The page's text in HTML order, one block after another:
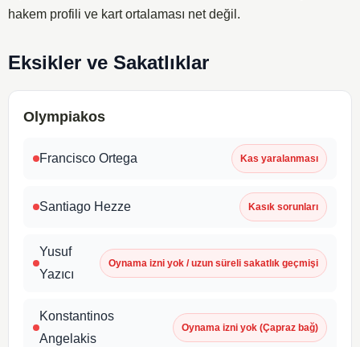
hakem profili ve kart ortalaması net değil.
Eksikler ve Sakatlıklar
Olympiakos
Francisco Ortega Kas yaralanması
Santiago Hezze Kasık sorunları
Yusuf
Yazıcı
Oynama izni yok / uzun süreli sakatlık geçmişi
Konstantinos
Angelakis
Oynama izni yok (Çapraz bağ)